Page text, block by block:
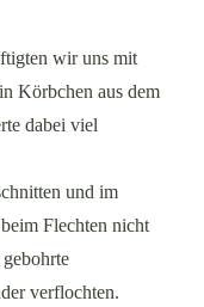
wir uns mit
Körbchen aus dem
dabei viel
und im
Flechten nicht
verflochten.